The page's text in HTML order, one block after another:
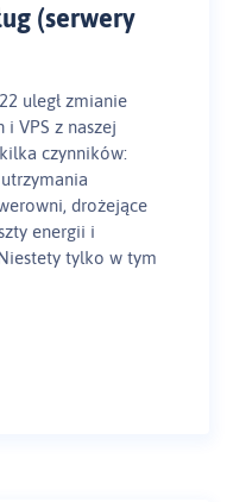
(serwery
uległ zmianie
VPS z naszej
czynników:
drożejące
energii i
tylko w tym